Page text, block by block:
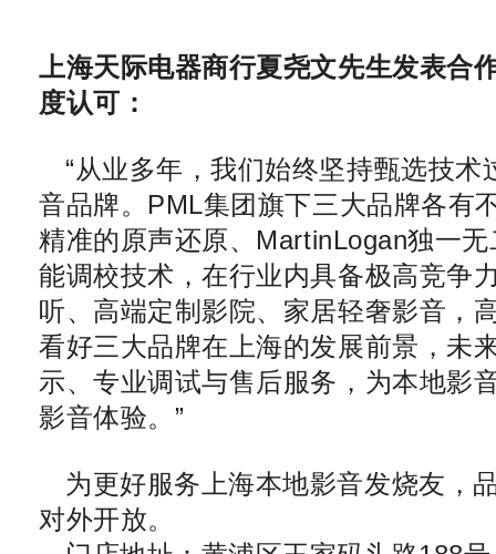
上海天际电器商行夏尧文先生发表合
度认可：
“从业多年，我们始终坚持甄选技
音品牌。PML集团旗下三大品牌各有
精准的原声还原、MartinLogan独一
能调校技术，在行业内具备极高竞争
听、高端定制影院、家居轻奢影音，
看好三大品牌在上海的发展前景，未
示、专业调试与售后服务，为本地影
影音体验。”
为更好服务上海本地影音发烧友，
对外开放。